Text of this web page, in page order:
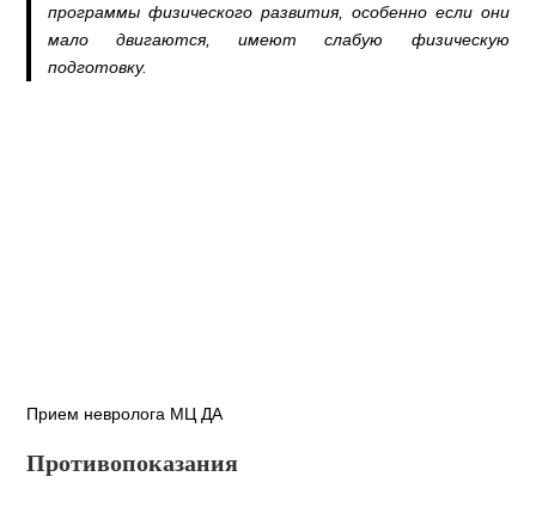
программы физического развития, особенно если они
мало двигаются, имеют слабую физическую
подготовку.
Прием невролога МЦ ДА
Противопоказания